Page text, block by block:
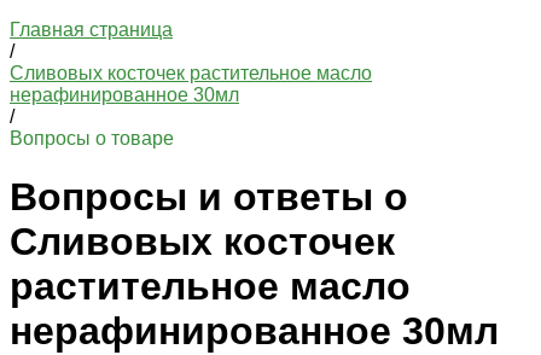
Главная страница
/
Сливовых косточек растительное масло
нерафинированное 30мл
/
Вопросы о товаре
Вопросы и ответы о
Сливовых косточек
растительное масло
нерафинированное 30мл